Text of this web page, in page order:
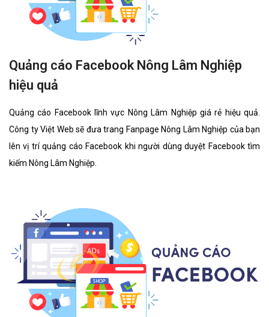
Quảng cáo Facebook Nông Lâm Nghiệp
hiệu quả
Quảng cáo Facebook lĩnh vực Nông Lâm Nghiệp giá rẻ hiệu quả.
Công ty Việt Web sẽ đưa trang Fanpage Nông Lâm Nghiệp của bạn
lên vị trí quảng cáo Facebook khi người dùng duyệt Facebook tìm
kiếm Nông Lâm Nghiệp.